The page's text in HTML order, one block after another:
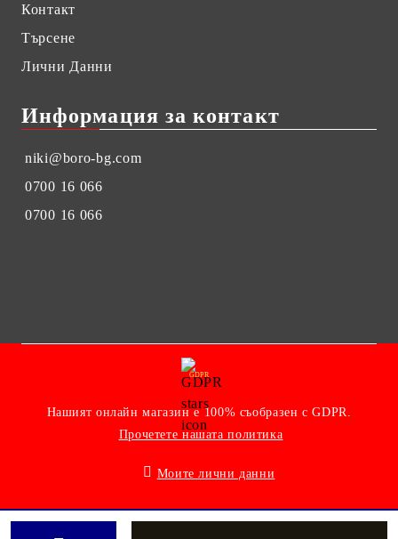
Контакт
Търсене
Лични Данни
Информация за контакт
niki@boro-bg.com
0700 16 066
0700 16 066
GDPR
Нашият онлайн магазин е 100% съобразен с GDPR.
Прочетете нашата политика
Моите лични данни